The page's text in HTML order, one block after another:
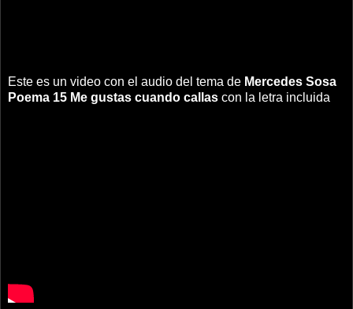
Este es un video con el audio del tema de Mercedes Sosa
Poema 15 Me gustas cuando callas con la letra incluida